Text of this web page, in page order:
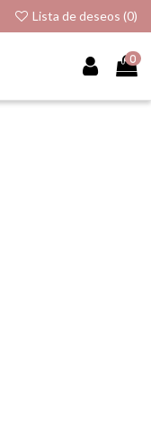
Lista de deseos (0)
0